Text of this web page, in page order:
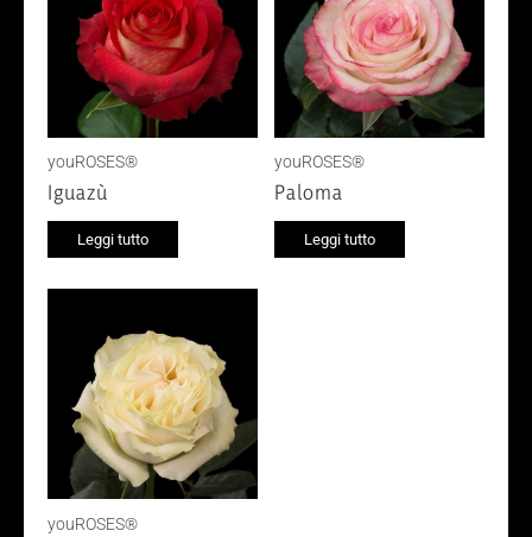
youROSES®
Iguazù
Leggi tutto
youROSES®
Paloma
Leggi tutto
youROSES®